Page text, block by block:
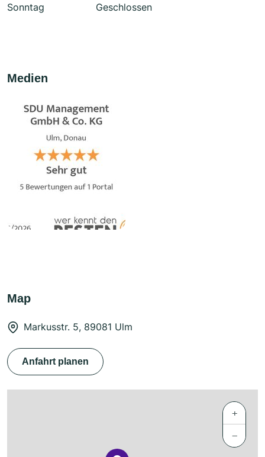
Sonntag
Geschlossen
Medien
Map
Markusstr. 5, 89081 Ulm
Anfahrt planen
+
−